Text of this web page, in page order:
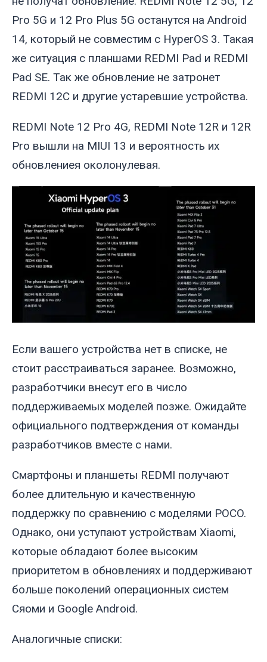
Pro 5G и 12 Pro Plus 5G останутся на Android
14, который не совместим с HyperOS 3. Такая
же ситуация с планшами REDMI Pad и REDMI
Pad SE. Так же обновление не затронет
REDMI 12C и другие устаревшие устройства.
REDMI Note 12 Pro 4G, REDMI Note 12R и 12R
Pro вышли на MIUI 13 и вероятность их
обновлениея околонулевая.
Если вашего устройства нет в списке, не
стоит расстраиваться заранее. Возможно,
разработчики внесут его в число
поддерживаемых моделей позже. Ожидайте
официального подтверждения от команды
разработчиков вместе с нами.
Смартфоны и планшеты REDMI получают
более длительную и качественную
поддержку по сравнению с моделями POCO.
Однако, они уступают устройствам Xiaomi,
которые обладают более высоким
приоритетом в обновлениях и поддерживают
больше поколений операционных систем
Сяоми и Google Android.
Аналогичные списки: